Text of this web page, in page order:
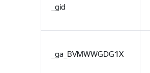
_gid
_ga_BVMWWGDG1X